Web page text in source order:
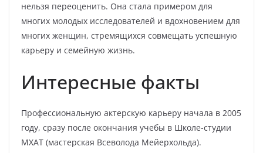
нельзя переоценить. Она стала примером для
многих молодых исследователей и вдохновением для
многих женщин, стремящихся совмещать успешную
карьеру и семейную жизнь.
Интересные факты
Профессиональную актерскую карьеру начала в 2005
году, сразу после окончания учебы в Школе-студии
МХАТ (мастерская Всеволода Мейерхольда).